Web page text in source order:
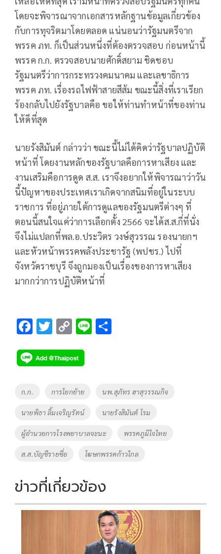
โดยจะพิจารณาจากเอกสารหลักฐานข้อมูลเกี่ยวข้อง
กับการทุจริตมาโดยตลอด แน่นอนว่ารัฐมนตรีจาก
พรรค ภท. ก็เป็นส่วนหนึ่งที่ต้องตรวจสอบ ก่อนหน้านี้
พรรค ก.ก. ตรวจสอบนายศักดิ์สยาม ชิดชอบ
รัฐมนตรีว่าการกระทรวงคมนาคม และเลขาธิการ
พรรค ภท. เรื่องรถไฟฟ้าสายสีส้ม ขณะนี้สิ่งที่เราเรียก
ร้องกลับไปยังรัฐบาลคือ ขอให้ท่านทำหน้าที่ของท่าน
ให้ดีที่สุด
นายรังสิมันต์ กล่าวว่า ขณะนี้ไม่ได้คิดว่ารัฐบาลปฏิบัติ
หน้าที่ โดยงานหลักของรัฐบาลคือการหาเสียง และ
งานเสริมคือการดูด ส.ส. เราจึงอยากให้พิจารณาว่าวัน
นี้ปัญหาของประเทศเราเกิดจากสนิมที่อยู่ในระบบ
ราชการ ที่อยู่ภายใต้การดูแลของรัฐมนตรีต่างๆ ที่
ตอนนี้สนใจแค่ว่าการเลือกตั้ง 2566 จะได้ส.ส.กี่ที่นั่ง
จึงไม่แปลกที่พล.อ.ประวิตร วงษ์สุวรรณ รองนายกฯ
และหัวหน้าพรรคพลังประชารัฐ (พปชร.) ไปที่
จังหวัดราชบุรี จึงถูกมองเป็นเรื่องของการหาเสียง
มากกว่าการปฏิบัติหน้าที่
F
e
b
o
o
k
T
tt
er
C
p
y
Li
n
k
Li
Tags
ก.ก. การโยกย้าย นพ.สุภัทร ฮาสุวรรณกิจ
นายพิธา ลิ้มเจริญรัตน์ นายรังสิมันต์ โรม
ผู้อำนวยการโรงพยาบาลจะนะ พรรคภูมิใจไทย
ส.ส.บัญชีรายชื่อ โฆษกพรรคก้าวไกล
ข่าวที่เกี่ยวข้อง